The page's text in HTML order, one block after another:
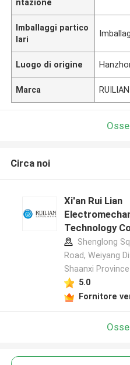
ntazione
Imballaggi partico
lari
Luogo di origine
Marca RUILIAN
Circa noi
Xi'an Rui Lian
Technology
del produttore
Shenglong
Road, Weiyang
Shaanxi Province
5.0
Fornitore